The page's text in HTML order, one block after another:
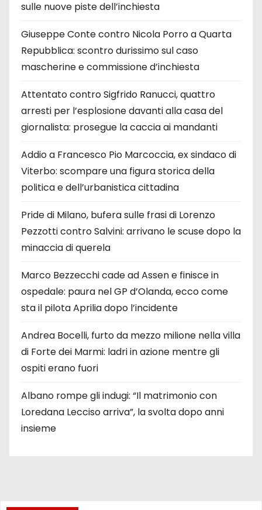
sulle nuove piste dell’inchiesta
Giuseppe Conte contro Nicola Porro a Quarta
Repubblica: scontro durissimo sul caso
mascherine e commissione d’inchiesta
Attentato contro Sigfrido Ranucci, quattro
arresti per l’esplosione davanti alla casa del
giornalista: prosegue la caccia ai mandanti
Addio a Francesco Pio Marcoccia, ex sindaco di
Viterbo: scompare una figura storica della
politica e dell’urbanistica cittadina
Pride di Milano, bufera sulle frasi di Lorenzo
Pezzotti contro Salvini: arrivano le scuse dopo la
minaccia di querela
Marco Bezzecchi cade ad Assen e finisce in
ospedale: paura nel GP d’Olanda, ecco come
sta il pilota Aprilia dopo l’incidente
Andrea Bocelli, furto da mezzo milione nella villa
di Forte dei Marmi: ladri in azione mentre gli
ospiti erano fuori
Albano rompe gli indugi: “Il matrimonio con
Loredana Lecciso arriva”, la svolta dopo anni
insieme